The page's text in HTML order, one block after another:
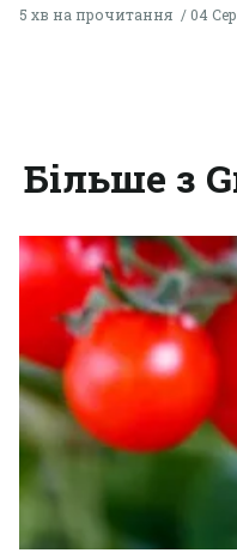
5 хв на прочитання 04
Більше з